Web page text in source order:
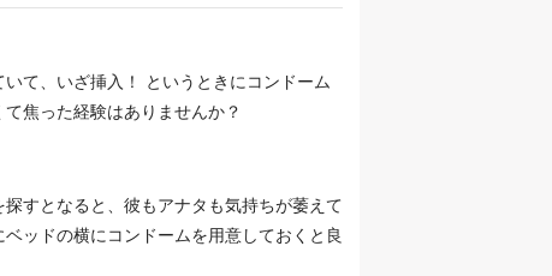
て、いざ挿入！ というときにコンドーム
焦った経験はありませんか？
すとなると、彼もアナタも気持ちが萎えて
ベッドの横にコンドームを用意しておくと良